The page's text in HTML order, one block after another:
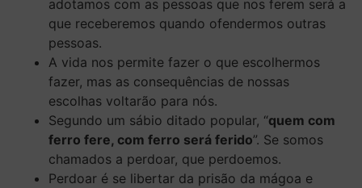
adotamos com as pessoas que nos ferem será a
que receberemos quando ofendermos outras
pessoas.
A vida nos permite fazer o que escolhermos
fazer, mas as consequências de nossas
escolhas voltarão para nós.
Segundo um sábio ditado popular, “quem com
ferro fere, com ferro será ferido”. Se somos
chamados a perdoar, que perdoemos.
Perdoar é se libertar da prisão da mágoa e